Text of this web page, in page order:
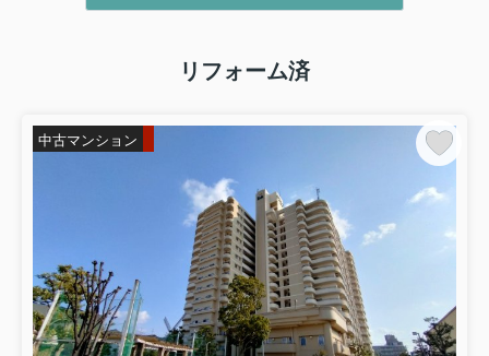
リフォーム済
中古マンション